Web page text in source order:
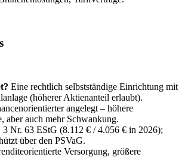
Eine rechtlich selbstständige Einrichtung mit
(höherer Aktienanteil erlaubt).
angelegt – höhere
aber auch mehr Schwankung.
3 Nr. 63 EStG (8.112 € / 4.056 € in 2026);
über den PSVaG.
Versorgung, größere